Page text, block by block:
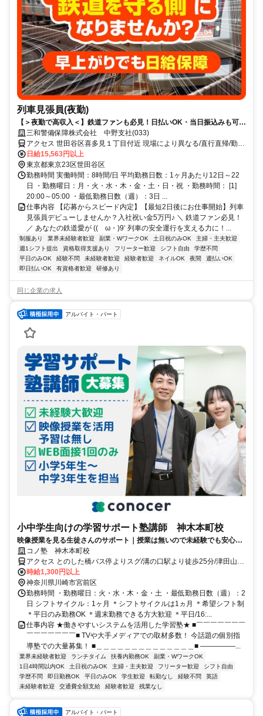
列車見張員(夜勤)
【＞夜勤で高収入＜】鉄道ファンも必見！日払いOK・当日振込みも可能
♪
三和警備保障株式会社 中野支社(033)
アクセス 世田谷区喜多見１丁目付近 現場により異なる/直行直帰/勤務
地相談可 ■電話面接■来社不要
日給15,563円以上
東京都東京23区世田谷区
勤務時間 実働時間：8時間/日 平均勤務日数：1ヶ月あたり12日～22
日 ・勤務曜日：月・火・水・木・金・土・日・祝 ・勤務時間： [1]
20:00～05:00 ・最低勤務日数（週）：3日 ...
仕事内容 【応募からスピード内定】【最短2日後にお仕事開始】列車
見張員デビューしませんか？入社祝い金5万円♪ ＼ 鉄道ファン必見！
／ あなたの鉄道愛が ((ゝω・)9’ 列車の安全運行を支える力に！...
制服あり 業界未経験者歓迎 副業・WワークOK 土日祝のみOK
主婦・主夫歓迎
週1シフト提出
資格取得支援あり フリーター歓迎 シフト自由
学歴不問
平日のみOK
経験不問 未経験者歓迎 経験者歓迎 ネイルOK 夜間
週払いOK
即日払いOK
有資格者歓迎 研修あり
同じ企業の求人
アルバイト・パート
小中学生向けの学習サポート塾講師 神木本町校
映像授業を見る生徒さんのサポート｜授業は無いので未経験でも安心｜
WEB面接/1回｜週2日～OK｜履歴書不要｜応募後はフォームに1分で回
答｜1分単位で給与支給｜WワークOK｜私服勤務｜有給休暇あり｜定時
退社
コノ塾 神木本町校
アクセス とのした橋バス停よりスグ/溝の口駅より徒歩25分/津田山駅
より徒歩25分
時給1,300円以上
神奈川県川崎市宮前区
勤務時間 ・勤務曜日：火・水・木・金・土 ・最低勤務日数（週）：2
日 シフトサイクル：1ヶ月 ＊シフトサイクルは1ヵ月 ＊希望シフト制
＊平日のみ勤務OK ＊週末勤務できる方大歓迎 ＊平日/16:...
仕事内容 ★働きやすいシステムを活用した学習塾★ ■￣￣￣￣￣￣￣
￣￣￣￣￣￣￣■ TVや大手メディアでの取材多数！ 今話題の個別指
導塾での大量募集！ ■＿＿＿＿＿＿＿＿＿＿＿＿＿＿■ ―――――...
業界未経験者歓迎 ランチタイム 扶養内勤務OK
副業・WワークOK
1日4時間以内OK
土日祝のみOK 主婦・主夫歓迎 フリーター歓迎
シフト自由
学歴不問
即日勤務OK 平日のみOK 学生歓迎 転勤なし 経験不問
英語
未経験者歓迎
交通費全額支給 経験者歓迎 残業なし
アルバイト・パート